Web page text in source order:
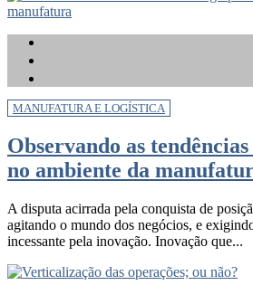
MANUFATURA E LOGÍSTICA
Observando as
no ambiente da
A disputa acirrada pela conquista de
agitando o mundo dos negócios, e
incessante pela inovação. Inovação que...